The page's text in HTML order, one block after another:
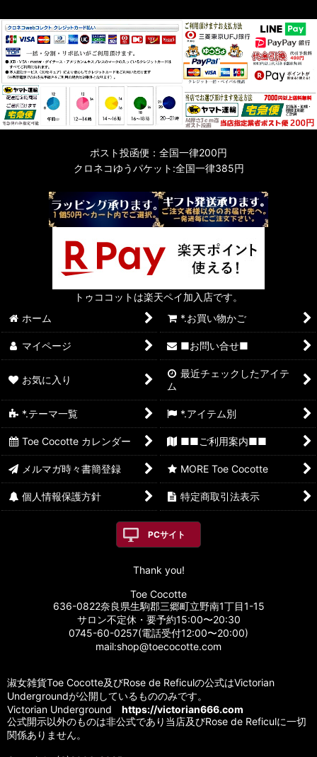
ポスト投函便：全国一律200円
クロネコゆうパケット:全国一律385円
トゥココットは楽天ペイ加入店です。
ホーム
*.お買い物かご
マイページ ■お問い合せ■
お気に入り
最近チェックしたアイテ
ム
*.テーマ一覧 *.アイテム別
Toe Cocotte カレンダー ■■ご利用案内■■
メルマガ時々書簡登録 MORE Toe Cocotte
個人情報保護方針 特定商取引法表示
PCサイト
Thank you!
Toe Cocotte
636-0822奈良県生駒郡三郷町立野南1丁目1-15
サロン不定休・要予約15:00〜20:30
0745-60-0257(電話受付12:00〜20:00)
mail:shop@toecocotte.com
淑女雑貨Toe Cocotte及びRose de Reficulの公式はVictorian
Undergroundが公開しているもののみです。
Victorian Underground https://victorian666.com
公式開示以外のものは非公式であり当店及びRose de Reficulに一切
関係ありません。